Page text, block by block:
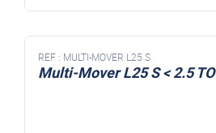
REF : MULTI-MOVER L25 S
Multi-Mover L25 S < 2.5 TO